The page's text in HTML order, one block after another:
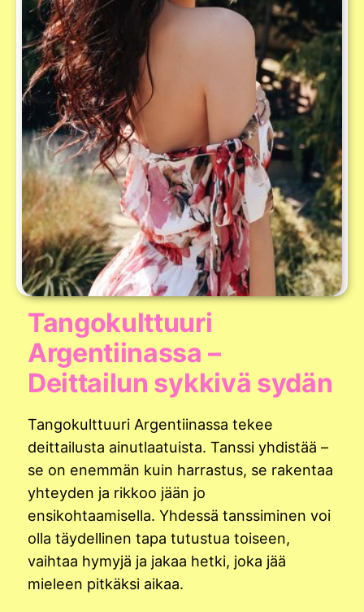
Tangokulttuuri
Argentiinassa –
Deittailun sykkivä sydän
Tangokulttuuri Argentiinassa tekee
deittailusta ainutlaatuista. Tanssi yhdistää –
se on enemmän kuin harrastus, se rakentaa
yhteyden ja rikkoo jään jo
ensikohtaamisella. Yhdessä tanssiminen voi
olla täydellinen tapa tutustua toiseen,
vaihtaa hymyjä ja jakaa hetki, joka jää
mieleen pitkäksi aikaa.